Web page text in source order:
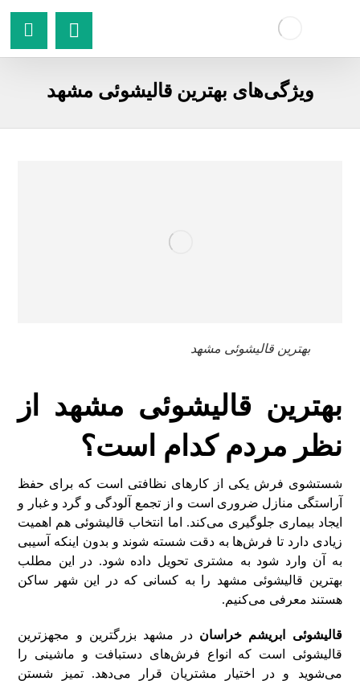
ویژگی‌های بهترین قالیشوئی مشهد
بهترین قالیشوئی مشهد
بهترین قالیشوئی مشهد از
نظر مردم کدام است؟
شستشوی فرش یکی از کارهای نظافتی است که برای حفظ
آراستگی منازل ضروری است و از تجمع آلودگی و گرد و غبار و
ایجاد بیماری جلوگیری می‌کند. اما انتخاب قالیشوئی هم اهمیت
زیادی دارد تا فرش‌ها به دقت شسته شوند و بدون اینکه آسیبی
به آن وارد شود به مشتری تحویل داده شود. در این مطلب
بهترین قالیشوئی مشهد را به کسانی که در این شهر ساکن
هستند معرفی می‌کنیم.
قالیشوئی ابریشم خراسان در مشهد بزرگترین و مجهزترین
قالیشوئی است که انواع فرش‌های دستبافت و ماشینی را
می‌شوید و در اختیار مشتریان قرار می‌دهد. تمیز شستن